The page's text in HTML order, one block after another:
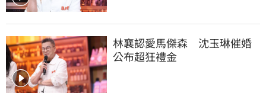
林襄認愛馬傑森　沈玉琳催婚
公布超狂禮金